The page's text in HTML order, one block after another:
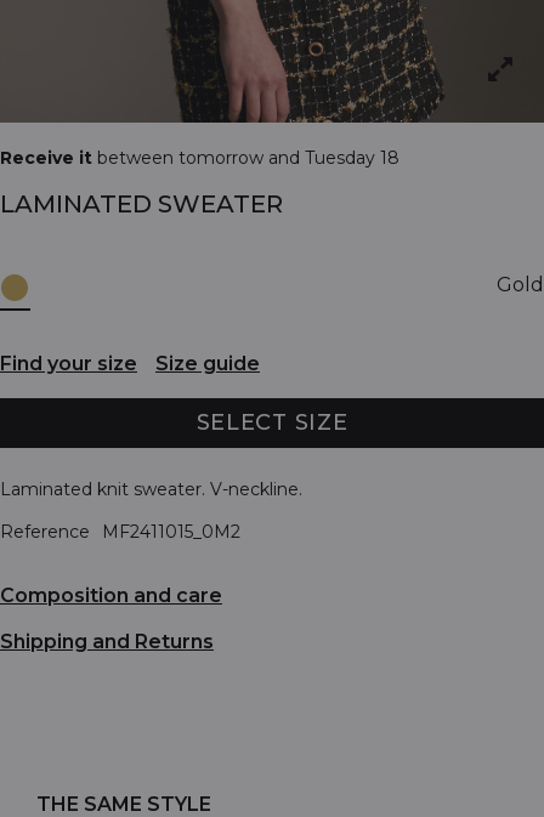
Receive it between tomorrow and Tuesday 18
LAMINATED SWEATER
Gold
Find your size Size guide
SELECT SIZE
Laminated knit sweater. V-neckline.
Reference
MF2411015_0M2
Composition and care
Shipping and Returns
THE SAME STYLE